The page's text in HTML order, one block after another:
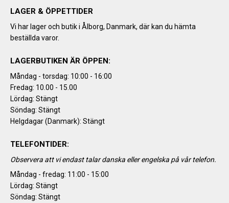
LAGER & ÖPPETTIDER
Vi har lager och butik i Ålborg, Danmark, där kan du hämta
beställda varor.
LAGERBUTIKEN ÄR ÖPPEN:
Måndag - torsdag: 10:00 - 16:00
Fredag: 10.00 - 15.00
Lördag: Stängt
Söndag: Stängt
Helgdagar (Danmark): Stängt
TELEFONTIDER:
Observera att vi endast talar danska eller engelska på vår telefon.
Måndag - fredag: 11:00 - 15:00
Lördag: Stängt
Söndag: Stängt